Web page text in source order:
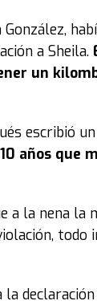
a Sheila.
un
escribió
años que
a la nena
todo
la